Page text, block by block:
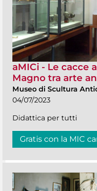
aMICi - Le cacce
Magno tra arte
Museo di Scultura
04/07/2023
Didattica per tutti
Gratis con la MIC